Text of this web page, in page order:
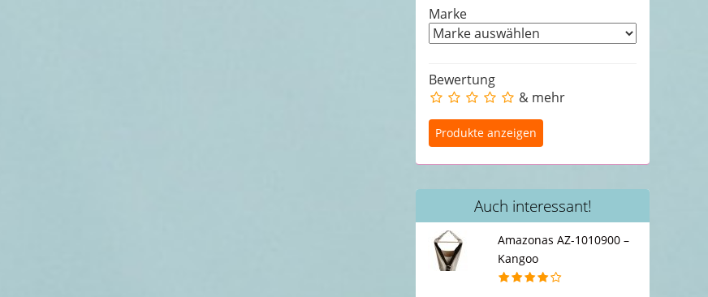
Marke
Bewertung
& mehr
Auch interessant!
Amazonas AZ-1010900 –
Kangoo